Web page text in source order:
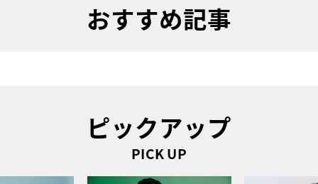
おすすめ記事
ピックアップ
PICK UP